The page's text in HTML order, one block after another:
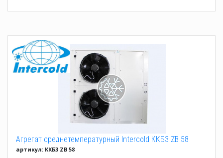
Агрегат среднетемпературный Intercold ККБ3 ZB 58
артикул: ККБ3 ZB 58